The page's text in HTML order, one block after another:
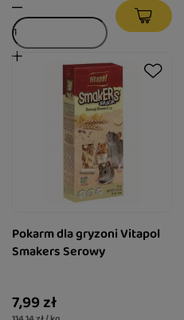
Pokarm dla gryzoni Vitapol
Smakers Serowy
7,99 zł